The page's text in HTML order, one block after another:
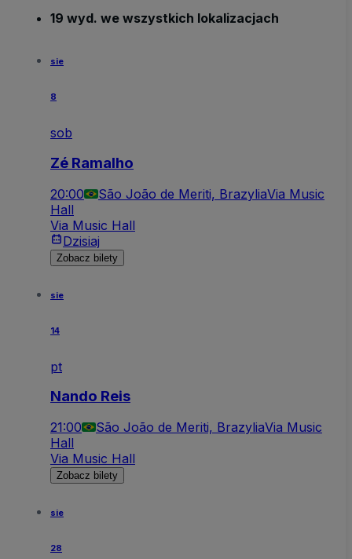
19 wyd. we wszystkich lokalizacjach
sie
8
sob
Zé Ramalho
20:00 São João de Meriti, BrazyliaVia Music
Hall
Via Music Hall
Dzisiaj
Zobacz bilety
sie
14
pt
Nando Reis
21:00 São João de Meriti, BrazyliaVia Music
Hall
Via Music Hall
Zobacz bilety
sie
28